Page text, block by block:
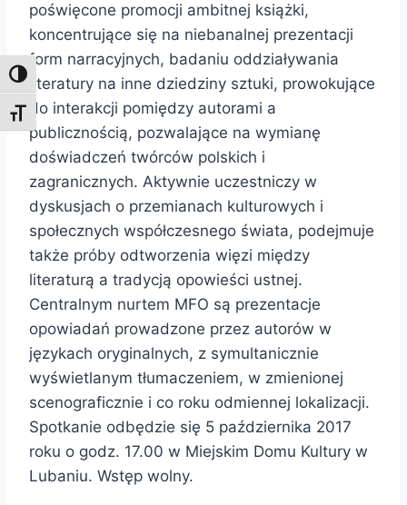
Toggle High Contrast
Toggle Font size
poświęcone promocji ambitnej książki,
koncentrujące się na niebanalnej prezentacji
form narracyjnych, badaniu oddziaływania
literatury na inne dziedziny sztuki, prowokujące
do interakcji pomiędzy autorami a
publicznością, pozwalające na wymianę
doświadczeń twórców polskich i
zagranicznych. Aktywnie uczestniczy w
dyskusjach o przemianach kulturowych i
społecznych współczesnego świata, podejmuje
także próby odtworzenia więzi między
literaturą a tradycją opowieści ustnej.
Centralnym nurtem MFO są prezentacje
opowiadań prowadzone przez autorów w
językach oryginalnych, z symultanicznie
wyświetlanym tłumaczeniem, w zmienionej
scenograficznie i co roku odmiennej lokalizacji.
Spotkanie odbędzie się 5 października 2017
roku o godz. 17.00 w Miejskim Domu Kultury w
Lubaniu. Wstęp wolny.